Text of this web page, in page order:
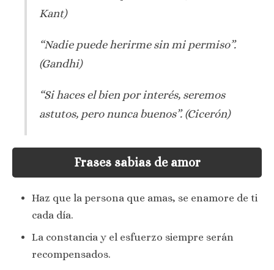
Kant)
“Nadie puede herirme sin mi permiso”.
(Gandhi)
“Si haces el bien por interés, seremos
astutos, pero nunca buenos”.(Cicerón)
Frases sabias de amor
Haz que la persona que amas, se enamore de ti
cada día.
La constancia y el esfuerzo siempre serán
recompensados.